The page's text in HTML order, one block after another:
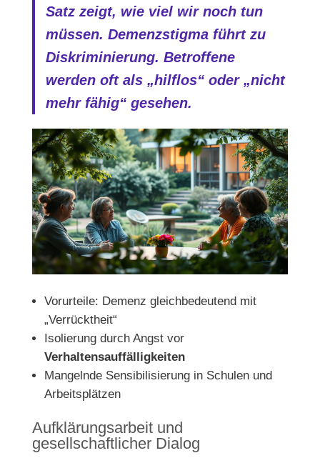
Satz zeigt, wie viel wir noch tun
müssen. Demenzstigmaführt zu
Diskriminierung. Betroffene
werden oft als „hilflos“ oder „nicht
mehr fähig“ gesehen.
Vorurteile: Demenz gleichbedeutend mit
„Verrücktheit“
Isolierung durch Angst vor
Verhaltensauffälligkeiten
Mangelnde Sensibilisierung in Schulen und
Arbeitsplätzen
Aufklärungsarbeit und
gesellschaftlicher Dialog